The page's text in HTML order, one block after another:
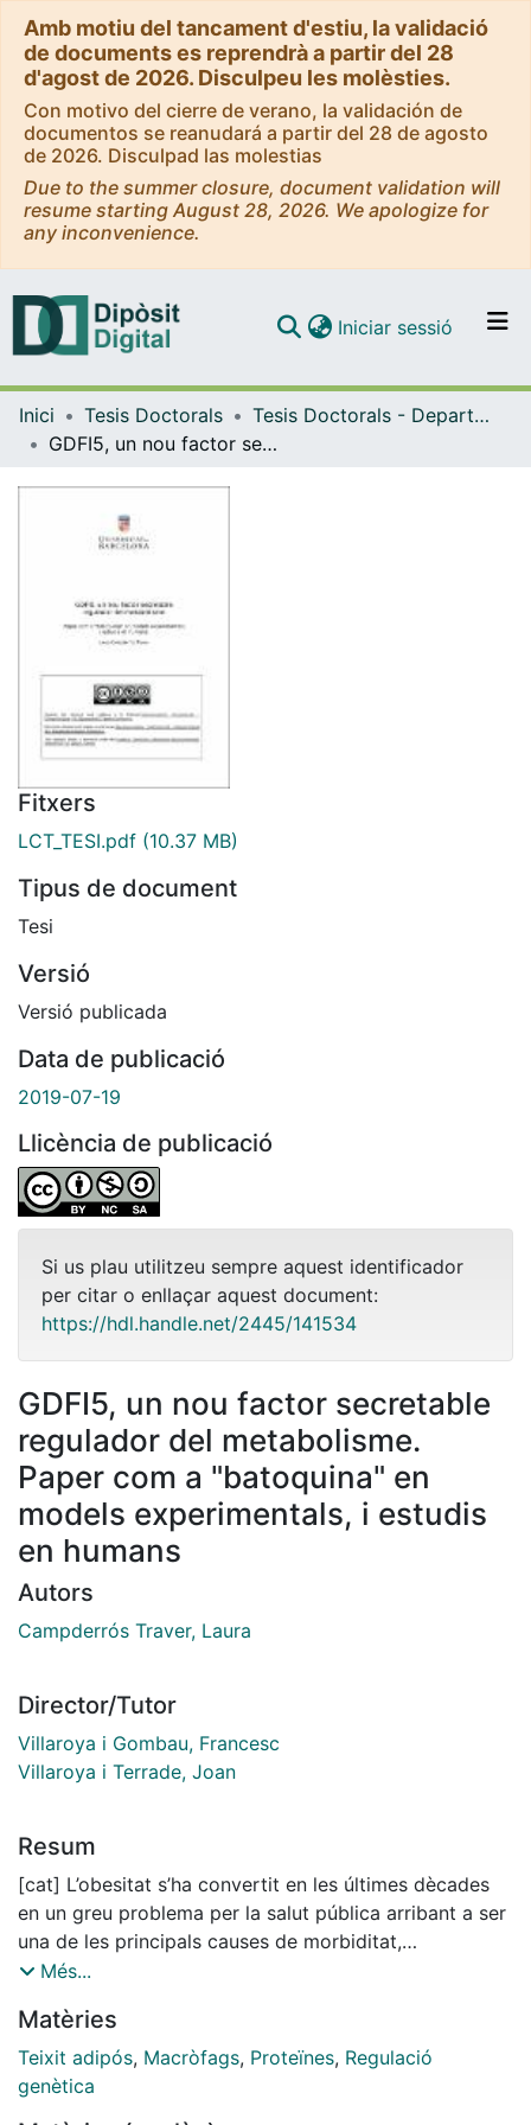
Amb motiu del tancament d'estiu, la validació
de documents es reprendrà a partir del 28
d'agost de 2026. Disculpeu les molèsties.
Con motivo del cierre de verano, la validación de
documentos se reanudará a partir del 28 de agosto
de 2026. Disculpad las molestias
Due to the summer closure, document validation will
resume starting August 28, 2026. We apologize for
any inconvenience.
Navega per tot el DD
Iniciar sessió (current)
Inici Tesis Doctorals
Tesis Doctorals - Departament - Bioquímica i Biomedicina Molecular
GDFI5, un nou factor secretable regulador del metabolisme. Paper com a "batoquina" en models experimentals, i estudis en humans
Fitxers
LCT_TESI.pdf (10.37 MB)
Tipus de document
Tesi
Versió
Versió publicada
Data de publicació
2019-07-19
Llicència de publicació
Si us plau utilitzeu sempre aquest identificador
per citar o enllaçar aquest document:
https://hdl.handle.net/2445/141534
GDFI5, un nou factor secretable
regulador del metabolisme.
Paper com a "batoquina" en
models experimentals, i estudis
en humans
Autors
Campderrós Traver, Laura
Director/Tutor
Villaroya i Gombau, Francesc
Villaroya i Terrade, Joan
Resum
[cat] L’obesitat s’ha convertit en les últimes dècades
en un greu problema per la salut pública arribant a ser
una de les principals causes de morbiditat,
incapacitació i mortalitat prematura. Un teixit que pot
l’obesitat és el teixit adipós marró (TAM). El TAM és un
dels principals teixits consumidors d’energia en els
mamífers.
Més...
Matèries
Teixit adipós, Macròfags, Proteïnes, Regulació
genètica